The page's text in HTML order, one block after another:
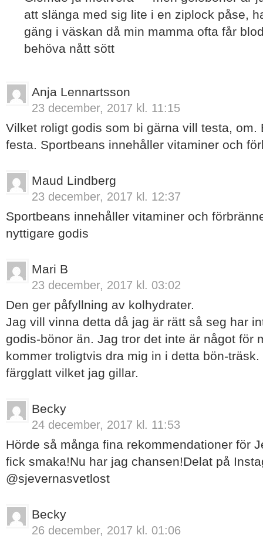
att slänga med sig lite i en ziplock påse,
gäng i väskan då min mamma ofta får
behöva nått sött
Anja Lennartsson
23 december, 2017 kl. 11:15
Vilket roligt godis som bi gärna vill testa, om.
festa. Sportbeans innehåller vitaminer och
Maud Lindberg
23 december, 2017 kl. 12:37
Sportbeans innehåller vitaminer och
nyttigare godis
Mari B
23 december, 2017 kl. 03:02
Den ger påfyllning av kolhydrater.
Jag vill vinna detta då jag är rätt så seg har
godis-bönor än. Jag tror det inte är något för
kommer troligtvis dra mig in i detta bön-
färgglatt vilket jag gillar.
Becky
24 december, 2017 kl. 11:53
Hörde så många fina rekommendationer för
fick smaka!Nu har jag chansen!Delat på
@sjevernasvetlost
Becky
26 december, 2017 kl. 01:06